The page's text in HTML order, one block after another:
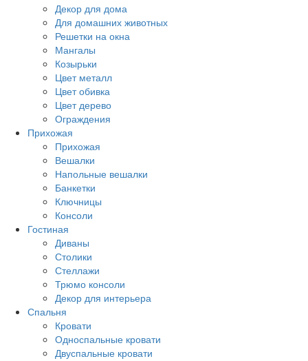
Декор для дома
Для домашних животных
Решетки на окна
Мангалы
Козырьки
Цвет металл
Цвет обивка
Цвет дерево
Ограждения
Прихожая
Прихожая
Вешалки
Напольные вешалки
Банкетки
Ключницы
Консоли
Гостиная
Диваны
Столики
Стеллажи
Трюмо консоли
Декор для интерьера
Спальня
Кровати
Односпальные кровати
Двуспальные кровати